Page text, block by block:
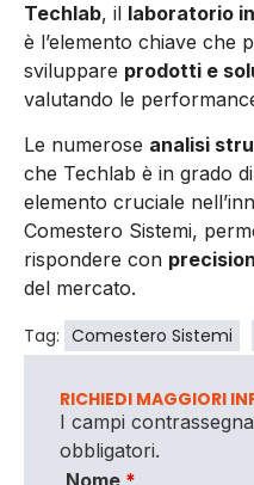
Techlab, il laboratorio
è l’elemento chiave che
sviluppare prodotti e
valutando le
Le numerose analisi
che Techlab è in grado
elemento cruciale
Comestero Sistemi,
rispondere con
del mercato.
Tag: Comestero Sistemi
RICHIEDI MAGGIORI
I campi
obbligatori.